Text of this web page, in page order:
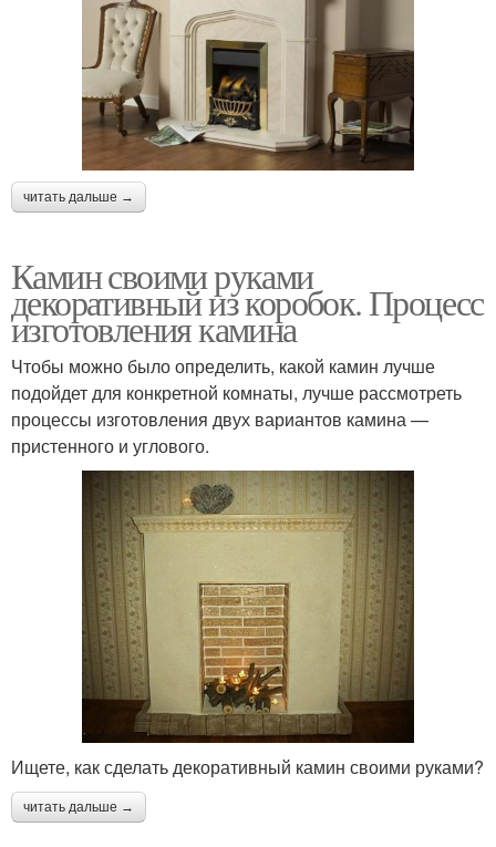
читать дальше →
Камин своими руками
декоративный из коробок. Процесс
изготовления камина
Чтобы можно было определить, какой камин лучше
подойдет для конкретной комнаты, лучше рассмотреть
процессы изготовления двух вариантов камина —
пристенного и углового.
Ищете, как сделать декоративный камин своими руками?
читать дальше →